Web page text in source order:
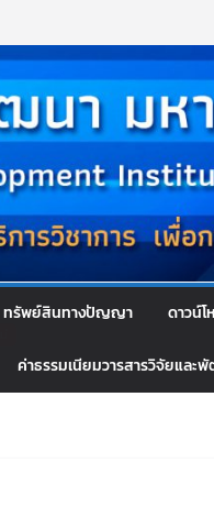
ทรัพย์สินทางปัญญา ดาวน์โ
ค่าธรรมเนียมวารสารวิจัยและ